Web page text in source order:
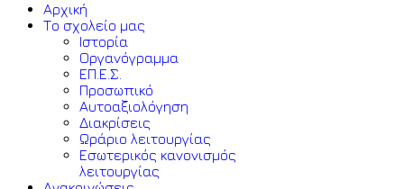
Αρχική
Το σχολείο μας
Ιστορία
Οργανόγραμμα
ΕΠ.Ε.Σ.
Προσωπικό
Αυτοαξιολόγηση
Διακρίσεις
Ωράριο λειτουργίας
Εσωτερικός κανονισμός
λειτουργίας